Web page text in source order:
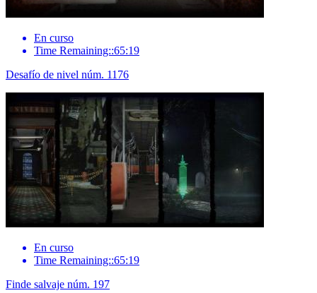
En curso
Time Remaining::65:19
Desafío de nivel núm. 1176
En curso
Time Remaining::65:19
Finde salvaje núm. 197